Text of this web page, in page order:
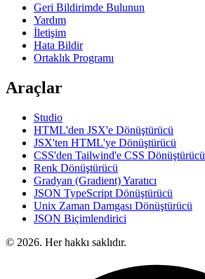
Geri Bildirimde Bulunun
Yardım
İletişim
Hata Bildir
Ortaklık Programı
Araçlar
Studio
HTML'den JSX'e Dönüştürücü
JSX'ten HTML'ye Dönüştürücü
CSS'den Tailwind'e CSS Dönüştürücü
Renk Dönüştürücü
Gradyan (Gradient) Yaratıcı
JSON TypeScript Dönüştürücü
Unix Zaman Damgası Dönüştürücü
JSON Biçimlendirici
© 2026. Her hakkı saklıdır.